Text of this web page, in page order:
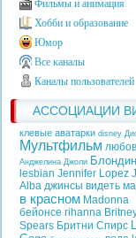
Фильмы и анимация
Хобби и образование
Юмор
Все каналы
Каналы пользователей
АССОЦИАЦИИ
клевые аватарки disney
Мультфильм
Анджелина Джоли
lesbian Jennifer Lopez
Alba джинсы видеть
в красном Madonna
бейонсе rihanna
Spears Бритни Спирс